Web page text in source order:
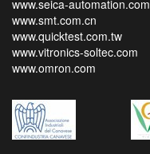
www.seica-automation.com
www.smt.com.cn
www.quicktest.com.tw
www.vitronics-soltec.com
www.omron.com